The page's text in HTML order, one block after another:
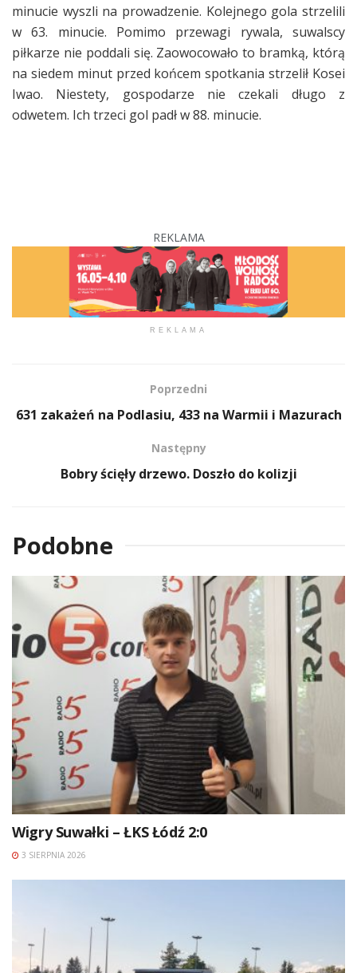
minucie wyszli na prowadzenie. Kolejnego gola strzelili
w 63. minucie. Pomimo przewagi rywala, suwalscy
piłkarze nie poddali się. Zaowocowało to bramką, którą
na siedem minut przed końcem spotkania strzelił Kosei
Iwao. Niestety, gospodarze nie czekali długo z
odwetem. Ich trzeci gol padł w 88. minucie.
REKLAMA
REKLAMA
Poprzedni
631 zakażeń na Podlasiu, 433 na Warmii i Mazurach
Następny
Bobry ścięły drzewo. Doszło do kolizji
Podobne
Wigry Suwałki – ŁKS Łódź 2:0
3 SIERPNIA 2026